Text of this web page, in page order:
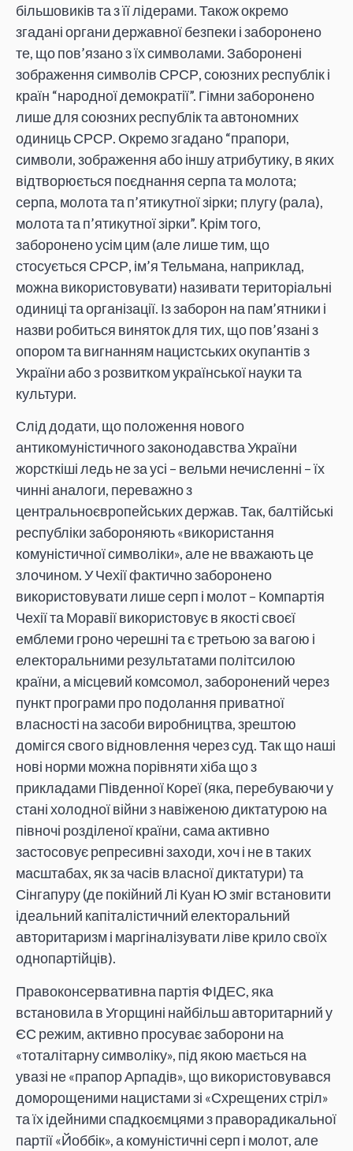
більшовиків та з її лідерами. Також окремо
згадані органи державної безпеки і заборонено
те, що пов’язано з їх символами. Заборонені
зображення символів СРСР, союзних республік і
країн “народної демократії”. Гімни заборонено
лише для союзних республік та автономних
одиниць СРСР. Окремо згадано “прапори,
символи, зображення або іншу атрибутику, в яких
відтворюється поєднання серпа та молота;
серпа, молота та п’ятикутної зірки; плугу (рала),
молота та п’ятикутної зірки”. Крім того,
заборонено усім цим (але лише тим, що
стосується СРСР, ім’я Тельмана, наприклад,
можна використовувати) називати територіальні
одиниці та організації. Із заборон на пам’ятники і
назви робиться виняток для тих, що пов’язані з
опором та вигнанням нацистських окупантів з
України або з розвитком української науки та
культури.
Слід додати, що положення нового
антикомуністичного законодавства України
жорсткіші ледь не за усі – вельми нечисленні – їх
чинні аналоги, переважно з
центральноєвропейських держав. Так, балтійські
республіки забороняють «використання
комуністичної символіки», але не вважають це
злочином. У Чехії фактично заборонено
використовувати лише серп і молот – Компартія
Чехії та Моравії використовує в якості своєї
емблеми гроно черешні та є третьою за вагою і
електоральними результатами політсилою
країни, а місцевий комсомол, заборонений через
пункт програми про подолання приватної
власності на засоби виробництва, зрештою
домігся свого відновлення через суд. Так що наші
нові норми можна порівняти хіба що з
прикладами Південної Кореї (яка, перебуваючи у
стані холодної війни з навіженою диктатурою на
півночі розділеної країни, сама активно
застосовує репресивні заходи, хоч і не в таких
масштабах, як за часів власної диктатури) та
Сінгапуру (де покійний Лі Куан Ю зміг встановити
ідеальний капіталістичний електоральний
авторитаризм і маргіналізувати ліве крило своїх
однопартійців).
Правоконсервативна партія ФІДЕС, яка
встановила в Угорщині найбільш авторитарний у
ЄС режим, активно просуває заборони на
«тоталітарну символіку», під якою мається на
увазі не «прапор Арпадів», що використовувався
доморощеними нацистами зі «Схрещених стріл»
та їх ідейними спадкоємцями з праворадикальної
партії «Йоббік», а комуністичні серп і молот, але